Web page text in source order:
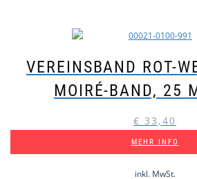
VEREINSBAND ROT-
OIRÉ-BAND, 25 M
€ 33,40
MEHR INFO
inkl. MwSt.